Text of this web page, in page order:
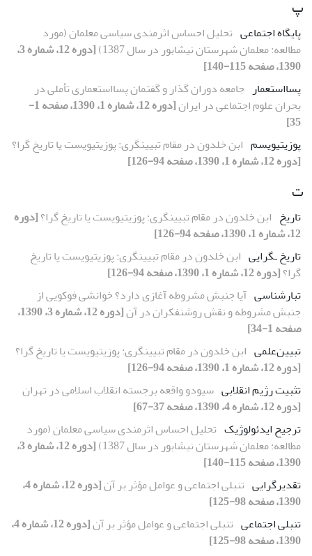
پ
پایگاه اجتماعى تحلیل احساس اثرمندى سیاسى معلمان (مورد
مطالعه: معلمان شهرستان نیشابور در سال 1387)
[دوره 12، شماره 3،
1390، صفحه 115-140]
پسااستعمار جامعه دوران گذار و گفتمان پسااستعمارى تأملى در
بحران علوم اجتماعى در ایران
[دوره 12، شماره 1، 1390، صفحه 1-
35]
پوزیتیویسم ابن خلدون در مقام تبیینگرى: پوزیتیویست یا تاریخ گرا؟
[دوره 12، شماره 1، 1390، صفحه 94-126]
ت
تاریخ ابن خلدون در مقام تبیینگرى: پوزیتیویست یا تاریخ گرا؟[دوره
12، شماره 1، 1390، صفحه 94-126]
تاریخ ـگرایى ابن خلدون در مقام تبیینگرى: پوزیتیویست یا تاریخ
گرا؟[دوره 12، شماره 1، 1390، صفحه 94-126]
تبارشناسى آیا جنبش مشروطه آغازى دارد؟ خوانشى فوکویى از
جنبش مشروطه و نقش روشنفکران در آن
[دوره 12، شماره 3، 1390،
صفحه 1-34]
تبیین‌علمى ابن خلدون در مقام تبیینگرى: پوزیتیویست یا تاریخ گرا؟
[دوره 12، شماره 1، 1390، صفحه 94-126]
تثبیت رژیم انقلابى سىودو واقعه برجسته انقلاب اسلامى در تهران
[دوره 12، شماره 4، 1390، صفحه 37-67]
ترجیح ایدئولوژیک تحلیل احساس اثرمندى سیاسى معلمان (مورد
مطالعه: معلمان شهرستان نیشابور در سال 1387)
[دوره 12، شماره 3،
1390، صفحه 115-140]
تقدیرگرایى تنبلى اجتماعى و عوامل مؤثر بر آن
[دوره 12، شماره 4،
1390، صفحه 98-125]
تنبلى اجتماعى تنبلى اجتماعى و عوامل مؤثر بر آن
[دوره 12، شماره 4،
1390، صفحه 98-125]